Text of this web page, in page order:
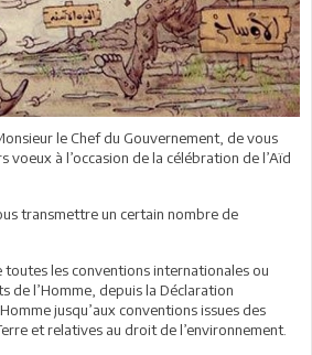
le Chef du Gouvernement, de vous
voeux à l’occasion de la célébration de l’Aïd
transmettre un certain nombre de
toutes les conventions internationales ou
de l’Homme, depuis la Déclaration
jusqu’aux conventions issues des
et relatives au droit de l’environnement.